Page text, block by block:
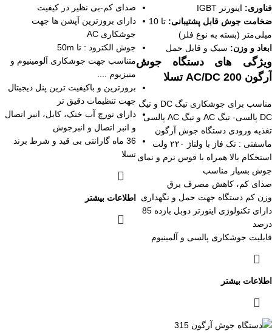
فناوری: اینورتر IGBT
ضخامت جوش قابل پشتیبانی:
تا 10
میلی‌متر (بسته به نوع فلز)
ابعاد و وزن: سبک و قابل حمل
ویژگی های دستگاه جوش
آرگون AC/DC 200
تسلا
مناسب برای جوشکاری تیگ DC و تیگ
DC پالسی- تیگ AC و تیگ AC پالسی
تغذیه ورودی دستگاه جوش آرگون
ماسفتی : تک فاز با ولتاژ ۲۲۰ ولت
استحکام بالا همراه با قوس نرم و نمای
جوش بسیار مناسب
صدای کم، کاهش مصرف برق
وزن کم دستگاه جهت حمل و نگهداری
دارای تکنولوژی اینورتر دوبل بازده 85
درصد
قابلیت جوشکاری پالسی و آلمینیوم
اطلاعات بیشتر
صدای کم-بی نظیر در کیفیت
دارای بروزترین آپشن ها جهت
جوشکاری AC
جوش الکترود : تا 50m
متناسب جهت جوشکاری آلومینیوم و
منیزیوم ....
بروزترین و باکیفیت ترین پنل دیجیتال
جهت تنظیمات دقیق تر
دارای تورچ آب خنک، کابل، انبر اتصال
و انبر اتصال و انبرجوش
36 ماه گارانتی بی قید و شرط برند
تسلا
اطلاعات بیشتر